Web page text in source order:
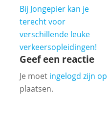
Bericht
navigatie
Bij Jongepier kan je
terecht voor
verschillende leuke
verkeersopleidingen!
Geef een reactie
Je moet ingelogd zijn op
plaatsen.